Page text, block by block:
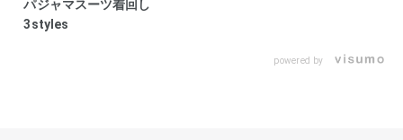
パジャマスーツ着回し
3styles
powered by